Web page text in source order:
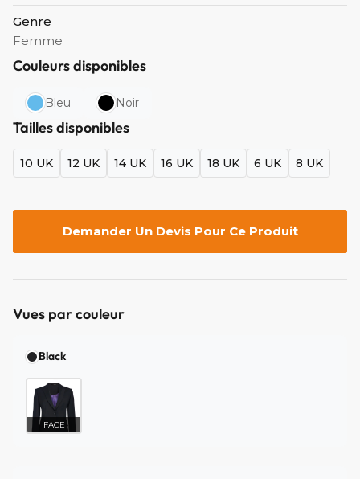
Genre
Femme
Couleurs disponibles
Bleu Noir
Tailles disponibles
10 UK 12 UK 14 UK 16 UK 18 UK 6 UK 8 UK
Demander Un Devis Pour Ce Produit
Vues par couleur
Black
FACE